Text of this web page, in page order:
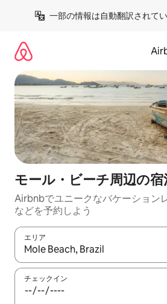
一部の情報は自動翻訳されてい
モール・ビーチ⁠周⁠辺⁠の宿⁠
Airbnbでユニークなバ⁠ケ⁠ー⁠シ⁠ョ⁠ン
な⁠ど⁠を予⁠約⁠し⁠よ⁠う
エリア
検索結果が表示されたら、上下の矢
チェックイン